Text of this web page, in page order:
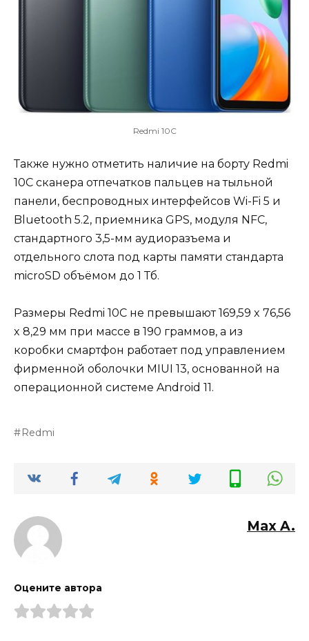
Redmi 10C
Также нужно отметить наличие на борту Redmi
10C сканера отпечатков пальцев на тыльной
панели, беспроводных интерфейсов Wi-Fi 5 и
Bluetooth 5.2, приемника GPS, модуля NFC,
стандартного 3,5-мм аудиоразъема и
отдельного слота под карты памяти стандарта
microSD объёмом до 1 Тб.
Размеры Redmi 10C не превышают 169,59 x 76,56
x 8,29 мм при массе в 190 граммов, а из
коробки смартфон работает под управлением
фирменной оболочки MIUI 13, основанной на
операционной системе Android 11.
Redmi
Max A.
Оцените автора